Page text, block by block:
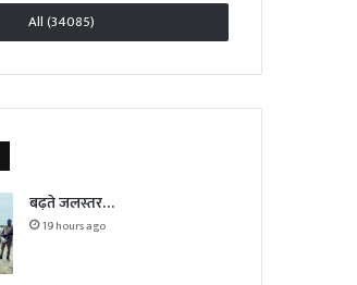
All (34085)
बढ़ते जलस्तर…
19 hours ago